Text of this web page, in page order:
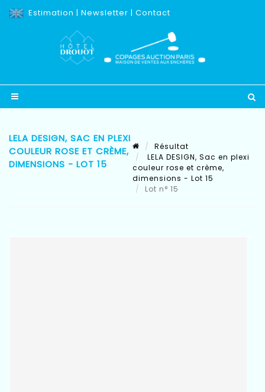
Estimation | Newsletter | Contact
LELA DESIGN, SAC EN PLEXI
COULEUR ROSE ET CRÈME,
DIMENSIONS - LOT 15
Résultat
LELA DESIGN, Sac en plexi
couleur rose et crème,
dimensions - Lot 15
Lot n° 15